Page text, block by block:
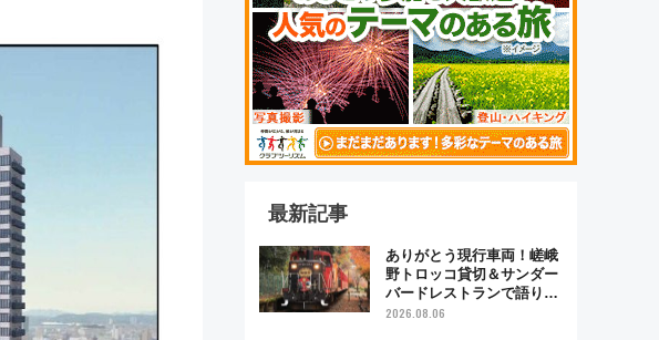
最新記事
ありがとう現行車両！嵯峨
野トロッコ貸切＆サンダー
バードレストランで語り合
う秋の京都 斉藤雪乃＆福
2026.08.06